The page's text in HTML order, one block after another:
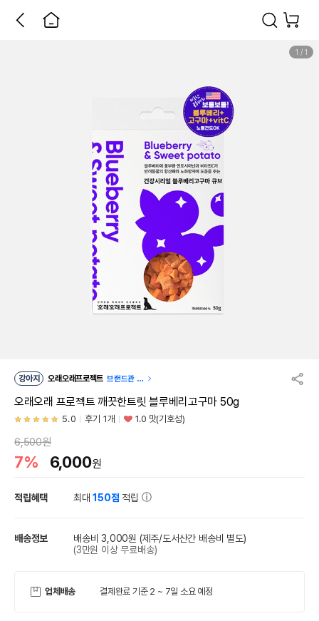
1 / 1
강아지 오래오래프로젝트 브랜드관 이
오래오래 프로젝트 깨끗한트릿 블루베리고구마 50g
5.0 후기 1개 1.0 맛(기호성)
6,500원
7% 6,000원
적립혜택 최대150점 적립
배송정보 배송비 3,000원 (제주/도서산간 배송비 별도)
(3만원 이상 무료배송)
업체배송 결제완료 기준 2 ~ 7일 소요 예정